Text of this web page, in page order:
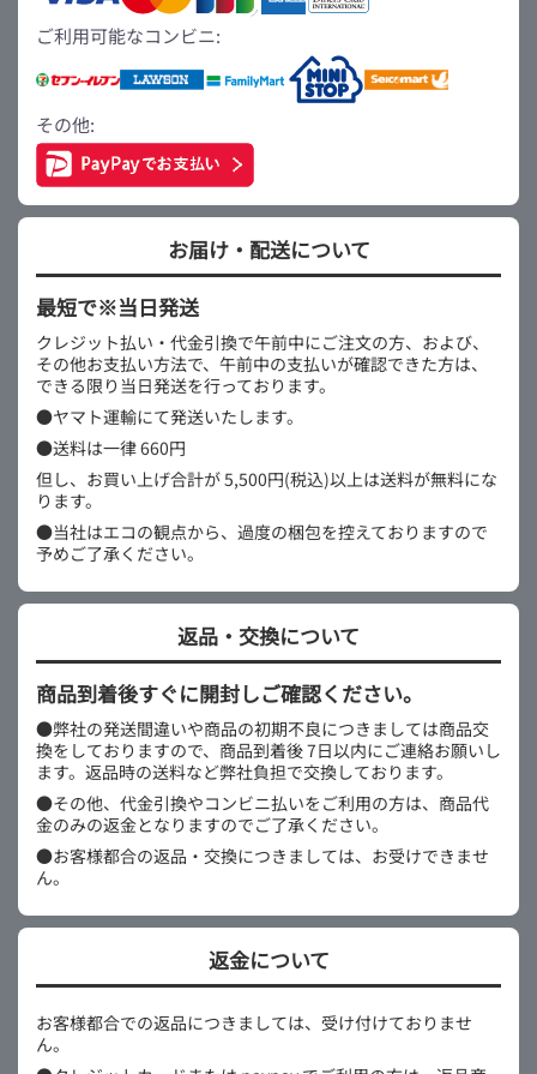
ご利用可能なコンビニ:
その他:
お届け・配送について
最短で※当日発送
クレジット払い・代金引換で午前中にご注文の方、および、
その他お支払い方法で、午前中の支払いが確認できた方は、
できる限り当日発送を行っております。
●ヤマト運輸にて発送いたします。
●送料は一律 660円
但し、お買い上げ合計が 5,500円(税込)以上は送料が無料にな
ります。
●当社はエコの観点から、過度の梱包を控えておりますので
予めご了承ください。
返品・交換について
商品到着後すぐに開封しご確認ください。
●弊社の発送間違いや商品の初期不良につきましては商品交
換をしておりますので、商品到着後 7日以内にご連絡お願いし
ます。返品時の送料など弊社負担で交換しております。
●その他、代金引換やコンビニ払いをご利用の方は、商品代
金のみの返金となりますのでご了承ください。
●お客様都合の返品・交換につきましては、お受けできませ
ん。
返金について
お客様都合での返品につきましては、受け付けておりませ
ん。